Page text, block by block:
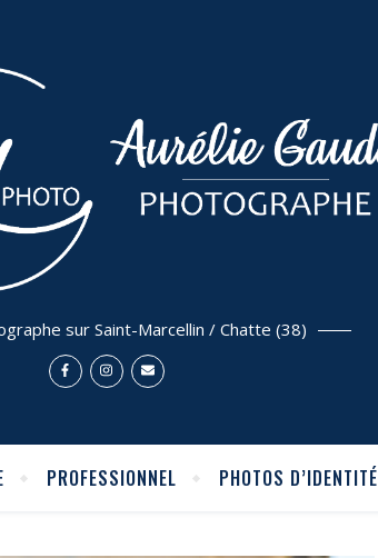
sur Saint-Marcellin / Chatte (38)
PROFESSIONNEL PHOTOS D’IDENTITÉ